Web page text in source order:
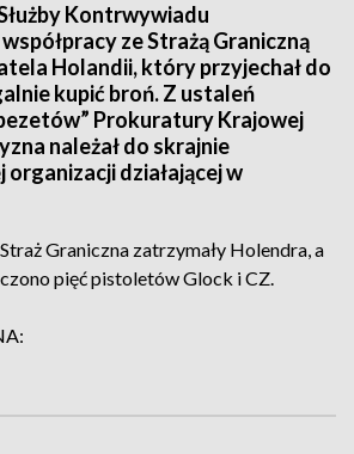
Kontrwywiadu
ze Strażą Graniczną
Holandii, który przyjechał do
kupić broń. Z ustaleń
Prokuratury Krajowej
należał do skrajnie
działającej w
Graniczna zatrzymały Holendra, a
pięć pistoletów Glock i CZ.